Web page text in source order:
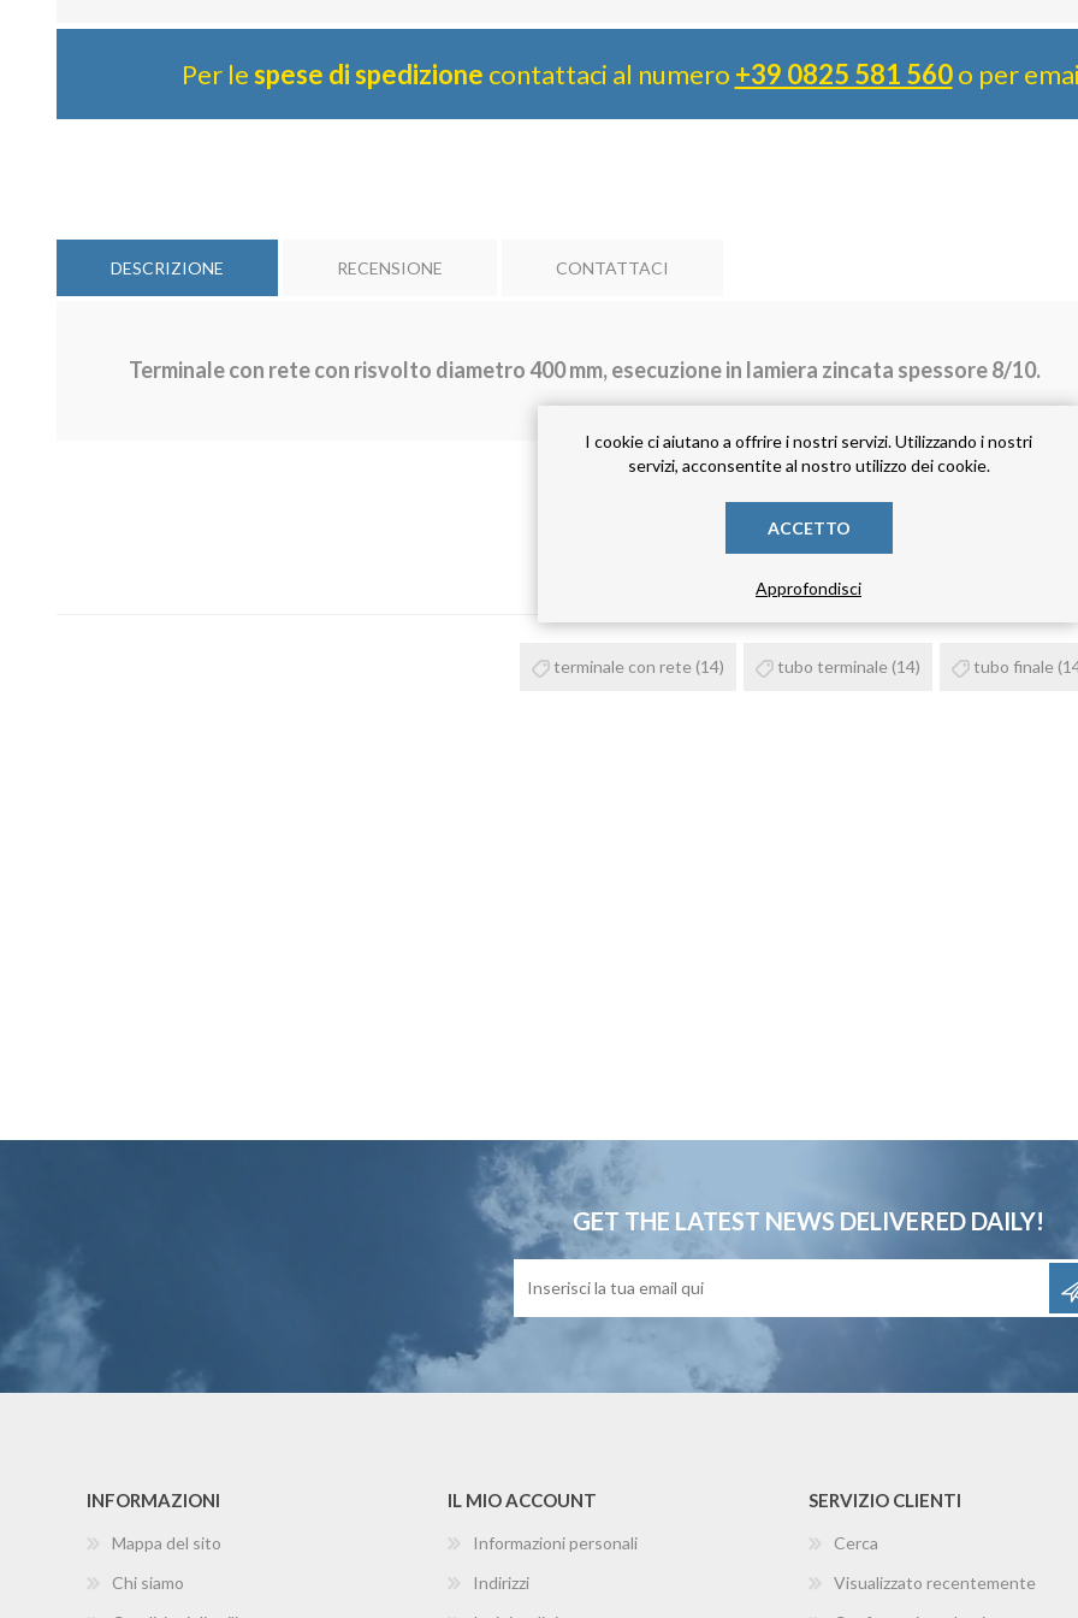
Per lespese di spedizione contattaci al numero +39 0825 581 560o per
DESCRIZIONE RECENSIONE CONTATTACI
Terminale con rete con risvolto diametro 400 mm, esecuzione in lamiera zincata spessore 8/10.
TAG DEL PRODOTTO
terminale con rete (14) tubo terminale (14) tubo finale
GET THE LATEST NEWS DELIVERED DAILY!
INFORMAZIONI
Mappa del sito
Chi siamo
IL MIO ACCOUNT
Informazioni personali
Indirizzi
SERVIZIO CLIENTI
Cerca
Visualizzato recentemente
I cookie ci aiutano a offrire i nostri servizi. Utilizzando i nostri
servizi, acconsentite al nostro utilizzo dei cookie.
ACCETTO
Approfondisci